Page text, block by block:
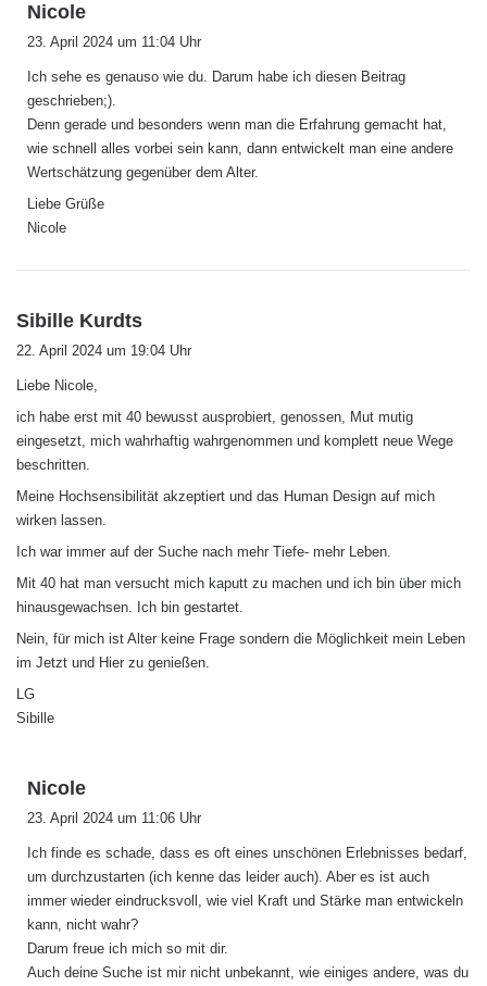
Nicole
t
:
23. April 2024 um 11:04 Uhr
Ich sehe es genauso wie du. Darum habe ich diesen Beitrag
geschrieben;).
Denn gerade und besonders wenn man die Erfahrung gemacht hat,
wie schnell alles vorbei sein kann, dann entwickelt man eine andere
Wertschätzung gegenüber dem Alter.
Liebe Grüße
Nicole
Sibille Kurdts
:
22. April 2024 um 19:04 Uhr
Liebe Nicole,
ich habe erst mit 40 bewusst ausprobiert, genossen, Mut mutig
eingesetzt, mich wahrhaftig wahrgenommen und komplett neue Wege
beschritten.
Meine Hochsensibilität akzeptiert und das Human Design auf mich
wirken lassen.
Ich war immer auf der Suche nach mehr Tiefe- mehr Leben.
Mit 40 hat man versucht mich kaputt zu machen und ich bin über mich
hinausgewachsen. Ich bin gestartet.
Nein, für mich ist Alter keine Frage sondern die Möglichkeit mein Leben
im Jetzt und Hier zu genießen.
LG
Sibille
Nicole
t
:
23. April 2024 um 11:06 Uhr
Ich finde es schade, dass es oft eines unschönen Erlebnisses bedarf,
um durchzustarten (ich kenne das leider auch). Aber es ist auch
immer wieder eindrucksvoll, wie viel Kraft und Stärke man entwickeln
kann, nicht wahr?
Darum freue ich mich so mit dir.
Auch deine Suche ist mir nicht unbekannt, wie einiges andere, was du